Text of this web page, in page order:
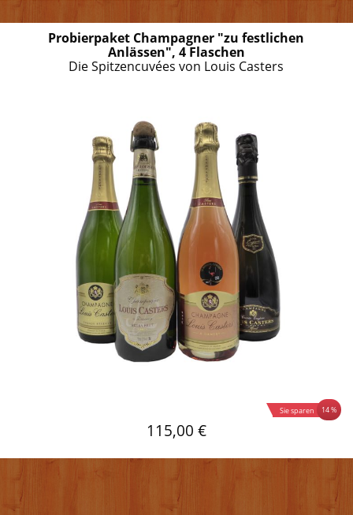
Probierpaket Champagner "zu festlichen
Anlässen", 4 Flaschen
Die Spitzencuvées von Louis Casters
115,00 €
14 %
Sie sparen